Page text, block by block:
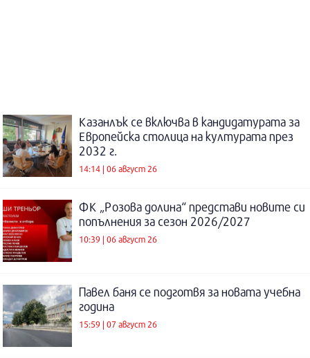
Казанлък се включва в кандидатурата за
Европейска столица на културата през
2032 г.
14:14 | 06 август 26
ФК „Розова долина“ представи новите си
попълнения за сезон 2026/2027
10:39 | 06 август 26
Павел баня се подготвя за новата учебна
година
15:59 | 07 август 26